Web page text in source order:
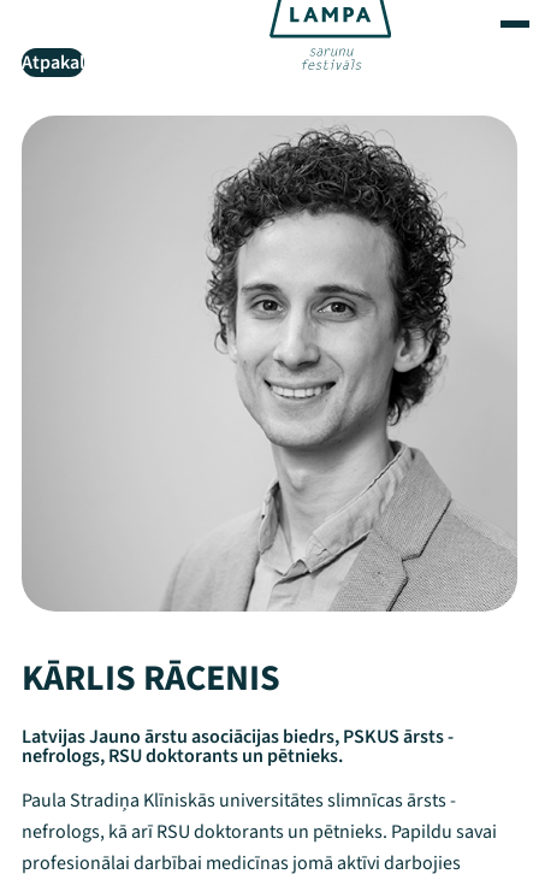
Atpakaļ
KĀRLIS RĀCENIS
Latvijas Jauno ārstu asociācijas biedrs, PSKUS ārsts -
nefrologs, RSU doktorants un pētnieks.
Paula Stradiņa Klīniskās universitātes slimnīcas ārsts -
nefrologs, kā arī RSU doktorants un pētnieks. Papildu savai
profesionālai darbībai medicīnas jomā aktīvi darbojies